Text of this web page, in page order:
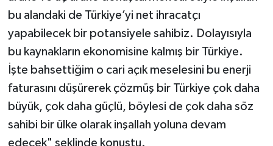
bu alandaki de Türkiye’yi net ihracatçı
yapabilecek bir potansiyele sahibiz. Dolayısıyla
bu kaynakların ekonomisine kalmış bir Türkiye.
İşte bahsettiğim o cari açık meselesini bu enerji
faturasını düşürerek çözmüş bir Türkiye çok daha
büyük, çok daha güçlü, böylesi de çok daha söz
sahibi bir ülke olarak inşallah yoluna devam
edecek" şeklinde konuştu.